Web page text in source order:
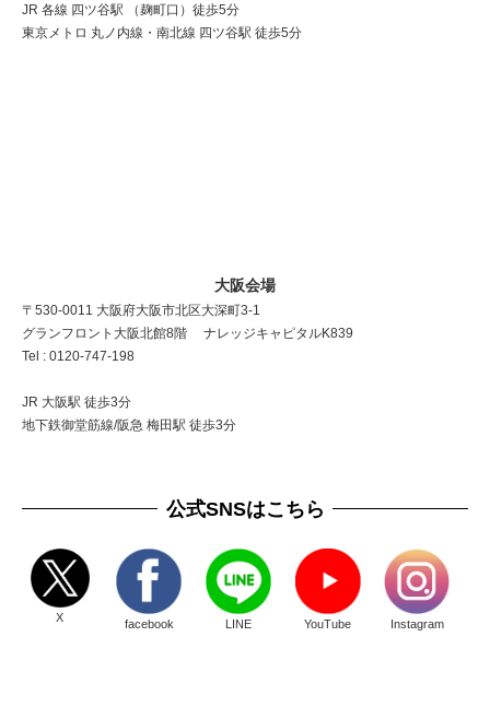
JR 各線 四ツ谷駅 （麹町口）徒歩5分
東京メトロ 丸ノ内線・南北線 四ツ谷駅 徒歩5分
大阪会場
〒530-0011 大阪府大阪市北区大深町3-1
グランフロント大阪北館8階 ナレッジキャピタルK839
Tel : 0120-747-198
JR 大阪駅 徒歩3分
地下鉄御堂筋線/阪急 梅田駅 徒歩3分
公式SNSはこちら
X facebook LINE YouTube Instagram